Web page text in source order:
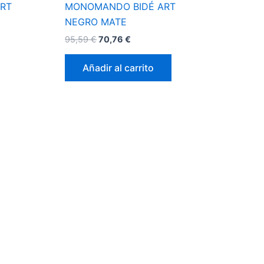
MONOMANDO BIDÉ ART
NEGRO MATE
95,59€70,76€
Añadir al carrito